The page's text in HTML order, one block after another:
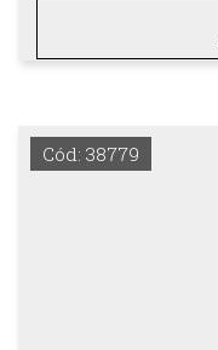
Cód: 38779